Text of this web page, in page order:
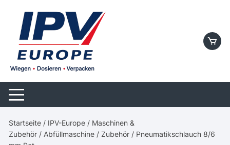
content
Startseite / IPV-Europe / Maschinen &
Zubehör / Abfüllmaschine /Zubehör / Pneumatikschlauch 8/6